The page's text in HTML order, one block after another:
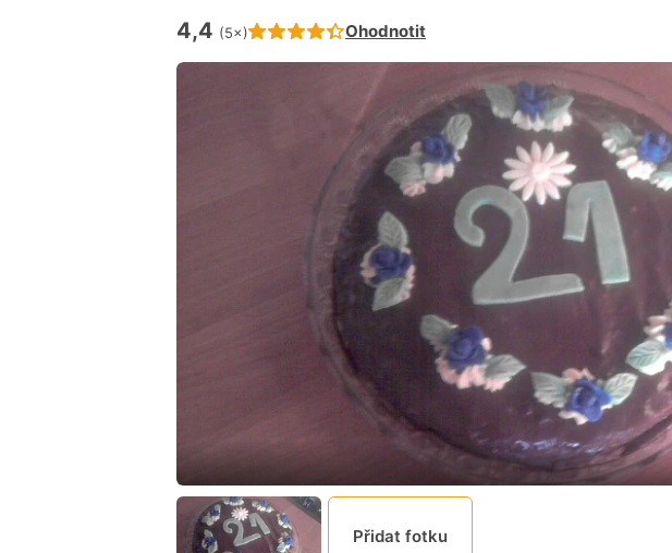
Hodnocení receptu je
4,4 (5×) Ohodnotit
Přidat fotku